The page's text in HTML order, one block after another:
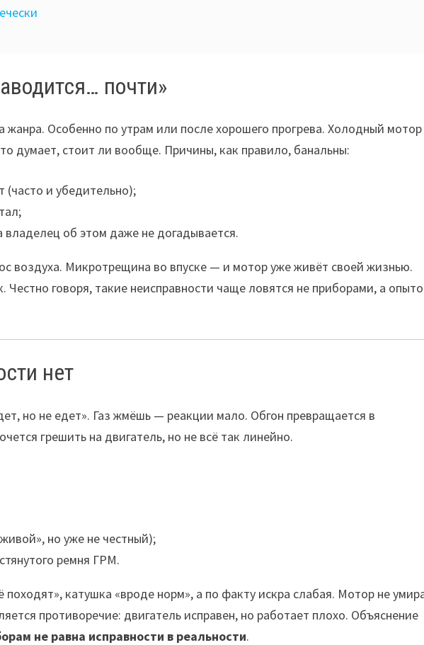
почти»
Особенно по утрам или после хорошего прогрева. Холодный мотор
думает, стоит ли вообще. Причины, как правило, банальны:
и убедительно);
владелец об этом даже не догадывается.
воздуха. Микротрещина во впуске — и мотор уже живёт своей жизнью.
Честно говоря, такие неисправности чаще ловятся не приборами, а
нет
но не едет». Газ жмёшь — реакции мало. Обгон превращается в
грешить на двигатель, но не всё так линейно.
но уже не честный);
ремня ГРМ.
катушка «вроде норм», а по факту искра слабая. Мотор не
противоречие: двигатель исправен, но работает плохо. Объяснение
не равна исправности в реальности.